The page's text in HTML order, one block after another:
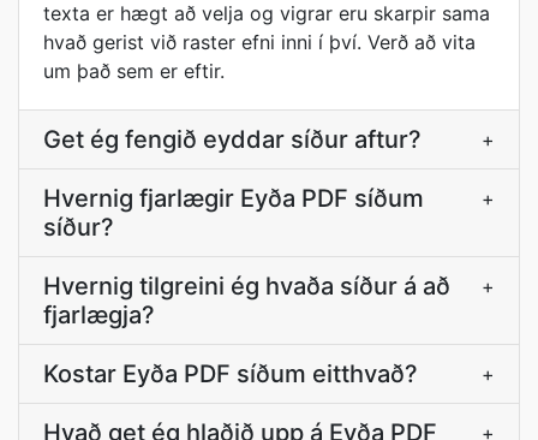
texta er hægt að velja og vigrar eru skarpir sama
hvað gerist við raster efni inni í því. Verð að vita
um það sem er eftir.
Get ég fengið eyddar síður aftur? +
Hvernig fjarlægir Eyða PDF síðum
síður?
+
Hvernig tilgreini ég hvaða síður á að
fjarlægja?
+
Kostar Eyða PDF síðum eitthvað? +
Hvað get ég hlaðið upp á Eyða PDF
+